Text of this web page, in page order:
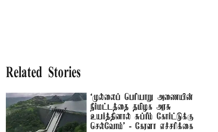
Related Stories
‘முல்லைப் பெரியாறு அணையின்
நீர்மட்டத்தை தமிழக அரசு
உயர்த்தினால் சுப்ரீம் கோர்ட்டுக்கு
செல்வோம்' - கேரளா எச்சரிக்கை